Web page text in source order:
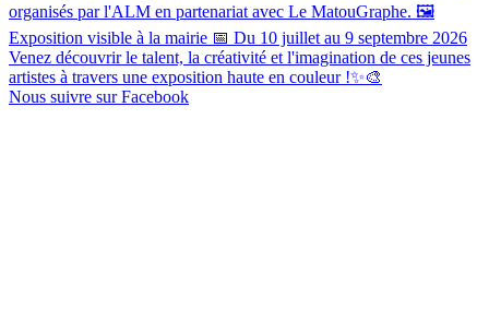
organisés par l'ALM en partenariat avec Le MatouGraphe. 🖼️
Exposition visible à la mairie 📅 Du 10 juillet au 9 septembre 2026
Venez découvrir le talent, la créativité et l'imagination de ces jeunes
artistes à travers une exposition haute en couleur !✨🎨
Nous suivre sur Facebook